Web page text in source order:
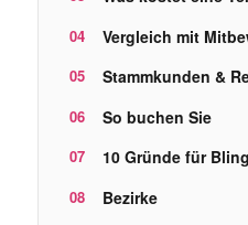
Vergleich mit
Stammkunden &
So buchen Sie
10 Gründe für
Bezirke